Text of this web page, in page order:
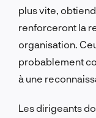
plus vite,
renforceront la
organisation.
probablement
à une
Les dirigeants